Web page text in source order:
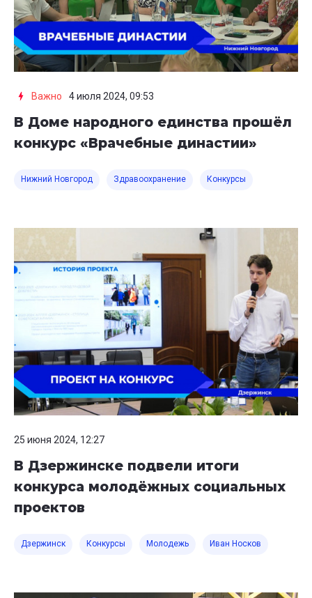
Важно 4 июля 2024, 09:53
В Доме народного единства прошёл
конкурс «Врачебные династии»
Нижний Новгород Здравоохранение Конкурсы
25 июня 2024, 12:27
В Дзержинске подвели итоги
конкурса молодёжных социальных
проектов
Дзержинск Конкурсы Молодежь Иван Носков